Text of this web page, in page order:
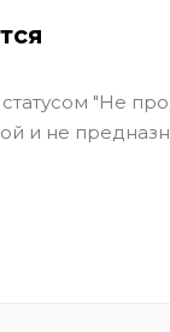
"Не
и не